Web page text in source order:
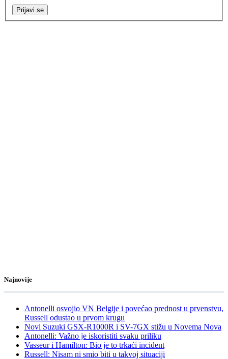
Prijavi se
Najnovije
Antonelli osvojio VN Belgije i povećao prednost u prvenstvu,
Russell odustao u prvom krugu
Novi Suzuki GSX-R1000R i SV-7GX stižu u Novema Nova
Antonelli: Važno je iskoristiti svaku priliku
Vasseur i Hamilton: Bio je to trkaći incident
Russell: Nisam ni smio biti u takvoj situaciji